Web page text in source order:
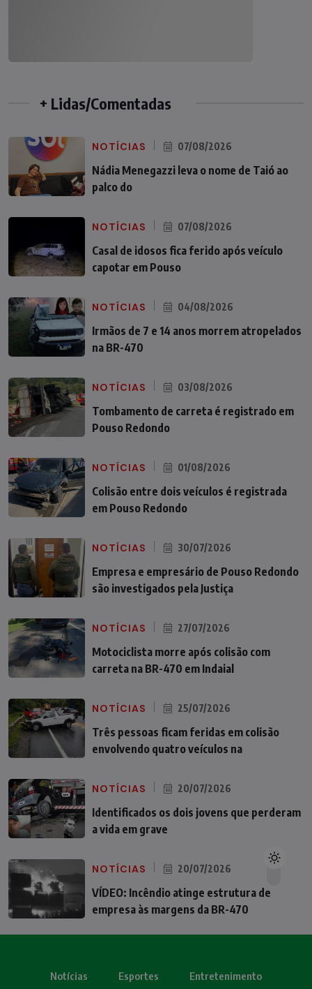
+ Lidas/Comentadas
NOTÍCIAS 07/08/2026
Nádia Menegazzi leva o nome de Taió ao
palco do
NOTÍCIAS 07/08/2026
Casal de idosos fica ferido após veículo
capotar em Pouso
NOTÍCIAS 04/08/2026
Irmãos de 7 e 14 anos morrem atropelados
na BR-470
NOTÍCIAS 03/08/2026
Tombamento de carreta é registrado em
Pouso Redondo
NOTÍCIAS 01/08/2026
Colisão entre dois veículos é registrada
em Pouso Redondo
NOTÍCIAS 30/07/2026
Empresa e empresário de Pouso Redondo
são investigados pela Justiça
NOTÍCIAS 27/07/2026
Motociclista morre após colisão com
carreta na BR-470 em Indaial
NOTÍCIAS 25/07/2026
Três pessoas ficam feridas em colisão
envolvendo quatro veículos na
NOTÍCIAS 20/07/2026
Identificados os dois jovens que perderam
a vida em grave
NOTÍCIAS 20/07/2026
VÍDEO: Incêndio atinge estrutura de
empresa às margens da BR-470
Notícias Esportes Entretenimento